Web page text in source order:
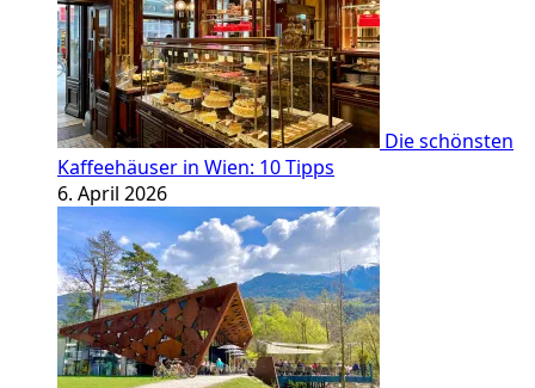
Die schönsten
Kaffeehäuser in Wien: 10 Tipps
6. April 2026